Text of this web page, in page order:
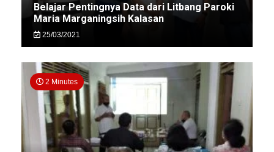
Belajar Pentingnya Data dari Litbang Paroki
Maria Marganingsih Kalasan
25/03/2021
2 Minutes